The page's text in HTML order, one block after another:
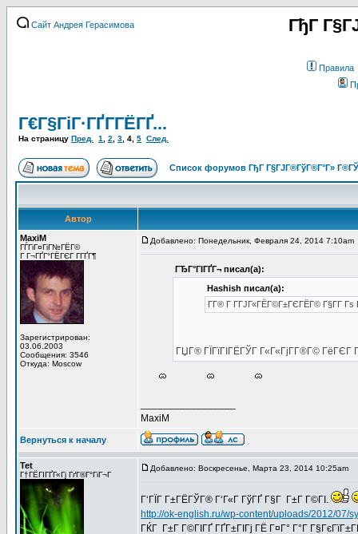
Сайт Андрея Герасимова ГђГ
Правила
Г€Г§ГіГ·ГҐГ­ГЁГҐ...
На страницу Пред. 1 2 3 4 5 След.
Список форумов ГђГ Г§ГЈГ®ГўГ®Г°Г»
Автор
MaxiM
ГЃГіГ¤ГіГ№ГЁГ©
Г Г¬ГҐГ°ГЁГЄГ Г­ГҐГ¶
Зарегистрирован:
03.06.2003
Сообщения: 3546
Откуда: Moscow
Добавлено: Понедельник, Февраля 24, 2014 7:10am
ГЂГ°ГІГҐГ¬ писал(а):
Hashish писал(а):
Г­Г® Г Г­ГЈГ«ГЁГ©Г±ГЄГЁГ© Г§Г­Г Гѕ
ГЏГ® ГЇГїГІГЁГЎГ Г«Г«ГјГ­Г®Г© ГёГЄГ
MaxiM
Вернуться к началу
Tet
Г†ГЁГІГҐГ«Гј ГґГ®Г°ГіГ¬Г
Добавлено: Воскресенье, Марта 23, 2014 10:25am
Г‘ГЇГ Г±ГЁГЎГ® Г‘Г«Г ГўГҐ Г§Г Г±Г Г©ГІ.
http://ok-english.ru/wp-content/uploads/2012/07/
ГЌГ Г±Г Г©ГІГҐ ГҐГ±ГІГј ГЁ Г¤Г° Г°Г